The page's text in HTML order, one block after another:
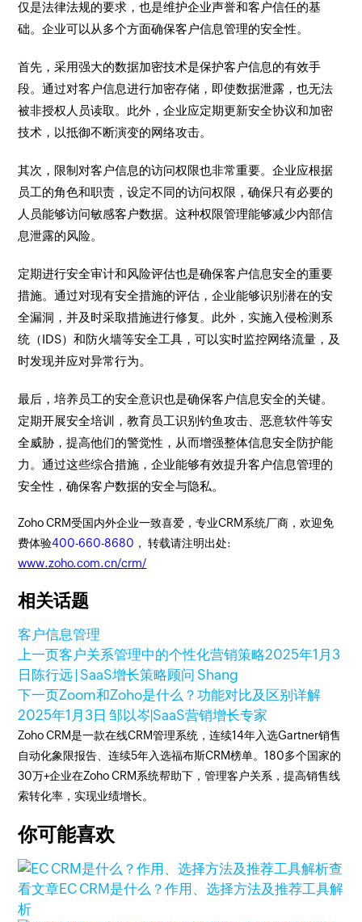
仅是法律法规的要求，也是维护企业声誉和客户信任的基
础。企业可以从多个方面确保客户信息管理的安全性。
首先，采用强大的数据加密技术是保护客户信息的有效手
段。通过对客户信息进行加密存储，即使数据泄露，也无法
被非授权人员读取。此外，企业应定期更新安全协议和加密
技术，以抵御不断演变的网络攻击。
其次，限制对客户信息的访问权限也非常重要。企业应根据
员工的角色和职责，设定不同的访问权限，确保只有必要的
人员能够访问敏感客户数据。这种权限管理能够减少内部信
息泄露的风险。
定期进行安全审计和风险评估也是确保客户信息安全的重要
措施。通过对现有安全措施的评估，企业能够识别潜在的安
全漏洞，并及时采取措施进行修复。此外，实施入侵检测系
统（IDS）和防火墙等安全工具，可以实时监控网络流量，及
时发现并应对异常行为。
最后，培养员工的安全意识也是确保客户信息安全的关键。
定期开展安全培训，教育员工识别钓鱼攻击、恶意软件等安
全威胁，提高他们的警觉性，从而增强整体信息安全防护能
力。通过这些综合措施，企业能够有效提升客户信息管理的
安全性，确保客户数据的安全与隐私。
Zoho CRM受国内外企业一致喜爱，专业CRM系统厂商，欢迎免
费体验400-660-8680 ， 转载请注明出处:
www.zoho.com.cn/crm/
相关话题
客户信息管理
上一页客户关系管理中的个性化营销策略2025年1月3
日 陈行远 | SaaS增长策略顾问 Shang
下一页Zoom和Zoho是什么？功能对比及区别详解
2025年1月3日 邹以岑|SaaS营销增长专家
Zoho CRM是一款在线CRM管理系统，连续14年入选Gartner销售
自动化象限报告、连续5年入选福布斯CRM榜单。180多个国家的
30万+企业在Zoho CRM系统帮助下，管理客户关系，提高销售线
索转化率，实现业绩增长。
你可能喜欢
查
看文章EC CRM是什么？作用、选择方法及推荐工具解
析